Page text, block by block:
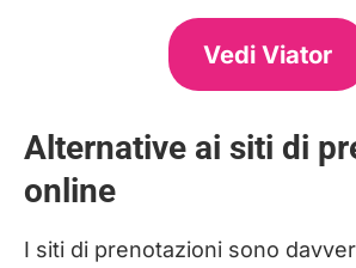
Vedi Viator
Alternative ai siti di
online
I siti di prenotazioni sono